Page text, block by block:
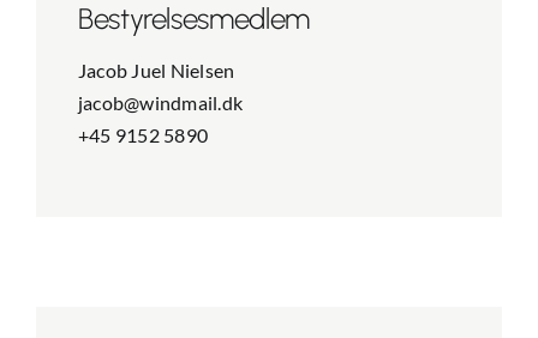
Bestyrelses­­medlem
Jacob Juel Nielsen
jacob@windmail.dk
+45 9152 5890